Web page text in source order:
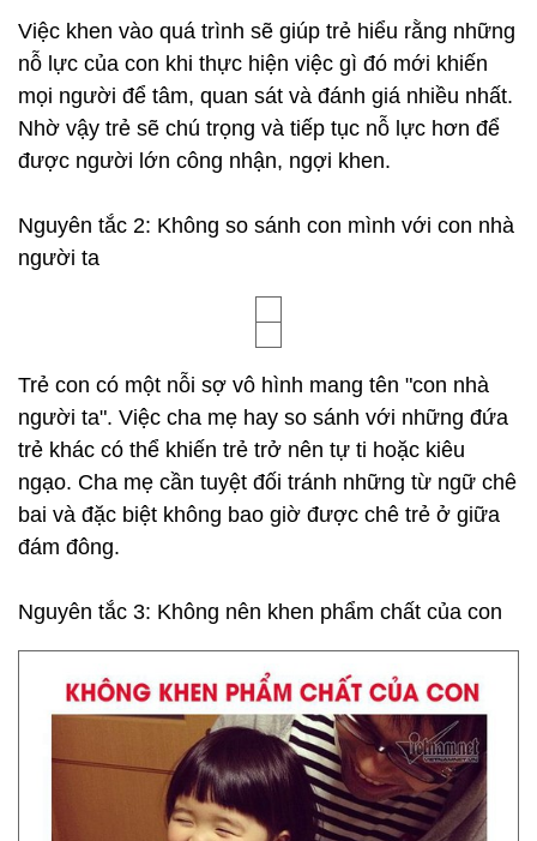
Việc khen vào quá trình sẽ giúp trẻ hiểu rằng những
nỗ lực của con khi thực hiện việc gì đó mới khiến
mọi người để tâm, quan sát và đánh giá nhiều nhất.
Nhờ vậy trẻ sẽ chú trọng và tiếp tục nỗ lực hơn để
được người lớn công nhận, ngợi khen.
Nguyên tắc 2: Không so sánh con mình với con nhà
người ta
Trẻ con có một nỗi sợ vô hình mang tên "con nhà
người ta". Việc cha mẹ hay so sánh với những đứa
trẻ khác có thể khiến trẻ trở nên tự ti hoặc kiêu
ngạo. Cha mẹ cần tuyệt đối tránh những từ ngữ chê
bai và đặc biệt không bao giờ được chê trẻ ở giữa
đám đông.
Nguyên tắc 3: Không nên khen phẩm chất của con